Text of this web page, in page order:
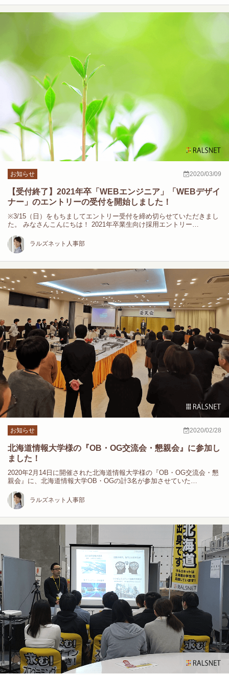
お知らせ 2020/03/09
【受付終了】2021年卒「WEBエンジニア」「WEBデザイ
ナー」のエントリーの受付を開始しました！
※3/15（日）をもちましてエントリー受付を締め切らせていただきまし
た。 みなさんこんにちは！ 2021年卒業生向け採用エントリー…
ラルズネット人事部
お知らせ 2020/02/28
北海道情報大学様の『OB・OG交流会・懇親会』に参加し
ました！
2020年2月14日に開催された北海道情報大学様の『OB・OG交流会・懇
親会』に、北海道情報大学OB・OGの計3名が参加させていた…
ラルズネット人事部